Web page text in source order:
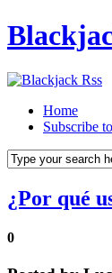
Home
Subscribe
¿Por qué
0